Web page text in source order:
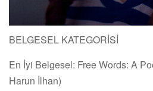
BELGESEL KATEGORİSİ
En İyi Belgesel: Free Words: A
Harun İlhan)